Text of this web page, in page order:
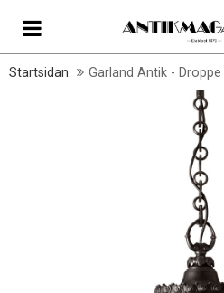
Startsidan Garland Antik - Droppe